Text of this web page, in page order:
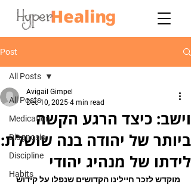
Post
All Posts
Medication
Diagnosis
Discipline
Habits
All Posts
וישב: כיצד הרגע הקשה
ביותר של יהודה בנה שושלת:
לידתו של מנהיג יהודי
Avigail Gimpel
Dec 10, 2025 4 min read
מוקדש לזכר חיילינו הקדושים שנפלו על קידוש